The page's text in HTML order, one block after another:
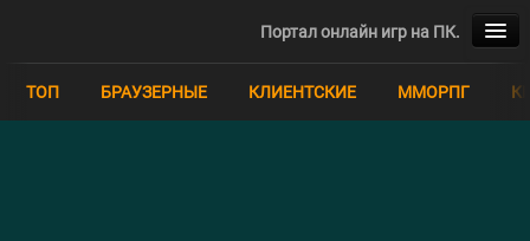
Портал онлайн игр на ПК.
ТОП
ТОП БРАУЗЕРНЫЕ КЛИЕНТСКИЕ ММОРПГ